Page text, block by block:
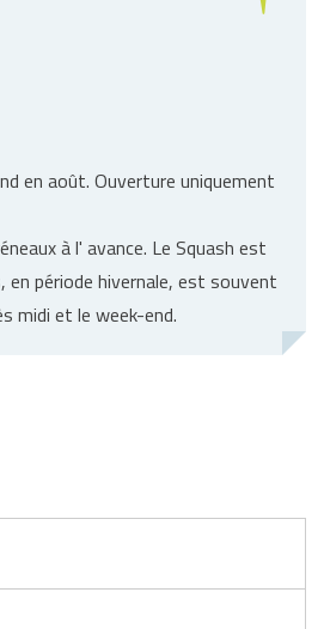
en août. Ouverture uniquement
à l' avance. Le Squash est
période hivernale, est souvent
midi et le week-end.